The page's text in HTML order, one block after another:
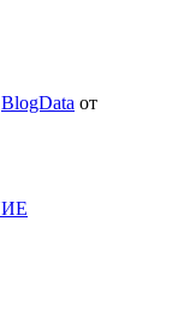
BlogData от